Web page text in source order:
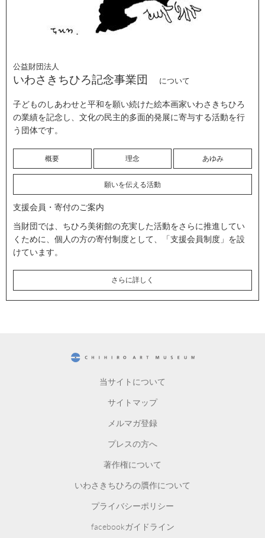
公益財団法人
いわさきちひろ記念事業団 について
子どものしあわせと平和を願い続けた絵本画家いわさきちひろ
の業績を記念し、文化の民主的多面的発展に寄与する活動を行
う団体です。
概要 理念 あゆみ
願いを伝える活動
支援会員・寄付のご案内
当財団では、ちひろ美術館の充実した活動をさらに推進してい
くために、個人の方の寄付制度として、「支援会員制度」を設
けています。
さらに詳しく
当サイトについて
サイトマップ
メルマガ登録
プレスの方へ
著作権について
いわさきちひろの贋作について
プライバシーポリシー
facebookガイドライン